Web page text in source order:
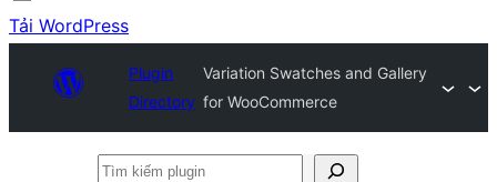
dung
Tải WordPress
Plugin
Directory
Variation Swatches and Gallery
for WooCommerce
Tìm